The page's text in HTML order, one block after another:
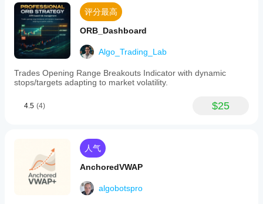
percentage
of
ATR
and
adjust
the
UI
scaling
and
layout
fit
indicator
updates
its
loss/limit
评分最高
ORB_Dashboard
Algo_Trading_Lab
Trades Opening Range Breakouts Indicator with dynamic
stops/targets adapting to market volatility.
4.5 (4) $25
人气
AnchoredVWAP
algobotspro